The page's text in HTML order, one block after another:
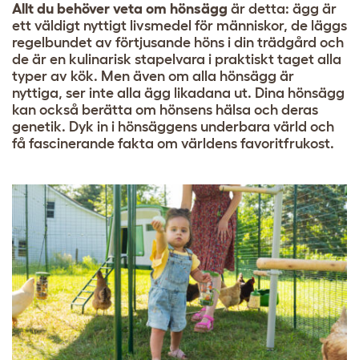
Allt du behöver veta om hönsägg är detta: ägg är
ett väldigt nyttigt livsmedel för människor, de läggs
regelbundet av förtjusande höns i din trädgård och
de är en kulinarisk stapelvara i praktiskt taget alla
typer av kök. Men även om alla hönsägg är
nyttiga, ser inte alla ägg likadana ut. Dina hönsägg
kan också berätta om hönsens hälsa och deras
genetik. Dyk in i hönsäggens underbara värld och
få fascinerande fakta om världens favoritfrukost.